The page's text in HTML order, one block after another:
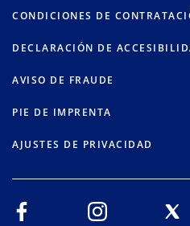
CONDICIONES DE
DECLARACIÓN DE
AVISO DE FRAUDE
PIE DE IMPRENTA
AJUSTES DE PRIVACIDAD